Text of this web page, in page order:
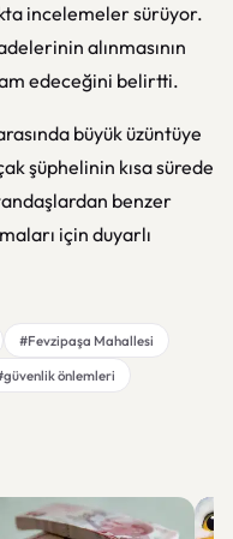
incelemeler sürüyor.
alınmasının
edeceğini belirtti.
büyük üzüntüye
şüphelinin kısa sürede
benzer
için duyarlı
#Fevzipaşa Mahallesi
önlemleri